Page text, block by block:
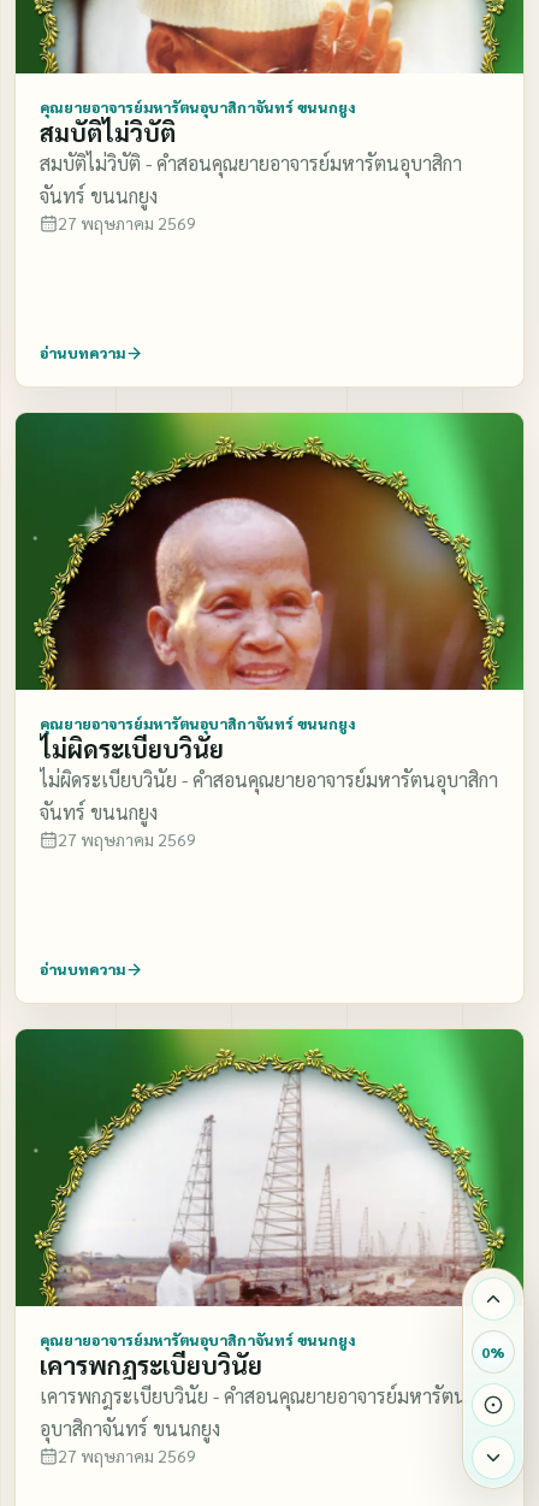
คุณยายอาจารย์มหารัตนอุบาสิกาจันทร์ ขนนกยูง
สมบัติไม่วิบัติ
สมบัติไม่วิบัติ - คำสอนคุณยายอาจารย์มหารัตนอุบาสิกา
จันทร์ ขนนกยูง
27 พฤษภาคม 2569
อ่านบทความ
คุณยายอาจารย์มหารัตนอุบาสิกาจันทร์ ขนนกยูง
ไม่ผิดระเบียบวินัย
ไม่ผิดระเบียบวินัย - คำสอนคุณยายอาจารย์มหารัตนอุบาสิกา
จันทร์ ขนนกยูง
27 พฤษภาคม 2569
อ่านบทความ
คุณยายอาจารย์มหารัตนอุบาสิกาจันทร์ ขนนกยูง
เคารพกฎระเบียบวินัย
เคารพกฎระเบียบวินัย - คำสอนคุณยายอาจารย์มหารัตน
อุบาสิกาจันทร์ ขนนกยูง
27 พฤษภาคม 2569
0%